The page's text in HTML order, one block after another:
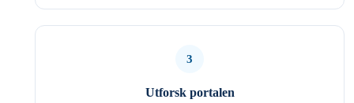
3
Utforsk portalen